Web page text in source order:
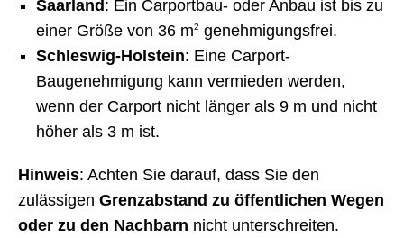
Saarland : Ein Carportbau- oder Anbau ist bis zu
einer Größe von 36 m2 genehmigungsfrei.
Schleswig-Holstein: Eine Carport-
Baugenehmigung kann vermieden werden,
wenn der Carport nicht länger als 9 m und nicht
höher als 3 m ist.
Hinweis: Achten Sie darauf, dass Sie den
zulässigen Grenzabstand zu öffentlichen Wegen
oder zu den Nachbarn nicht unterschreiten.